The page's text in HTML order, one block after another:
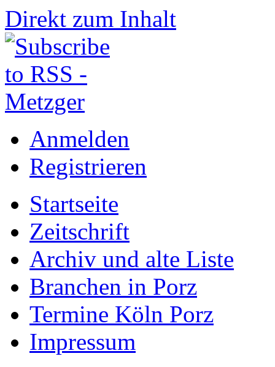
Direkt zum Inhalt
Anmelden
Registrieren
Startseite
Zeitschrift
Archiv und alte Liste
Branchen in Porz
Termine Köln Porz
Impressum